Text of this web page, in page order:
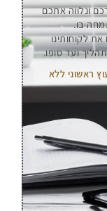
ונלווה אתכם
בו.
לקוחותינו
ועד סופו.
ראשוני ללא